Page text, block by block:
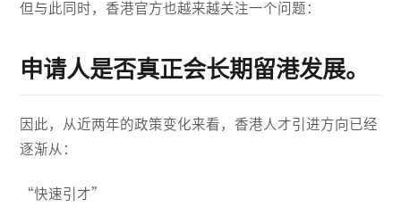
但与此同时，香港官方也越来越关注一个问题：
申请人是否真正会长期留港发展。
因此，从近两年的政策变化来看，香港人才引进方向已经
逐渐从：
“快速引才”